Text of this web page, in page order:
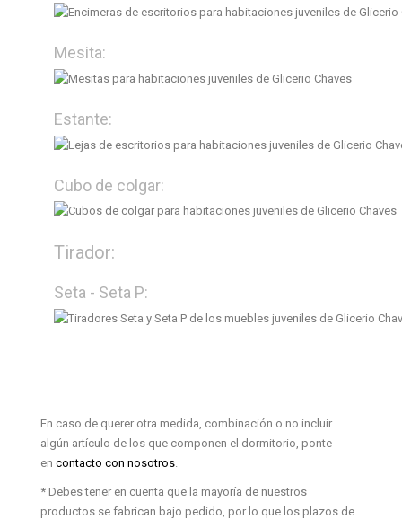
Mesita:
Estante:
Cubo de colgar:
Tirador:
Seta - Seta P:
En caso de querer otra medida, combinación o no incluir
algún artículo de los que componen el dormitorio, ponte
en contacto con nosotros
* Debes tener en cuenta que la mayoría de nuestros
productos se fabrican bajo pedido, por lo que los plazos de